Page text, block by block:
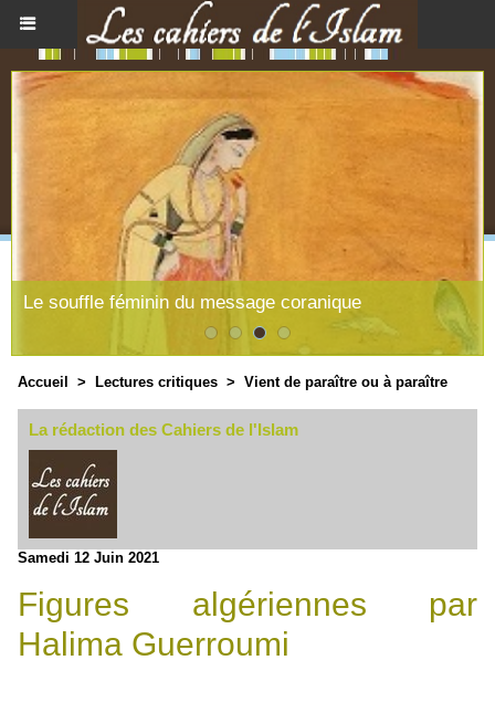
Le souffle féminin du message coranique
Accueil > Lectures critiques > Vient de paraître ou à paraître
La rédaction des Cahiers de l'Islam
Samedi 12 Juin 2021
Figures algériennes par
Halima Guerroumi